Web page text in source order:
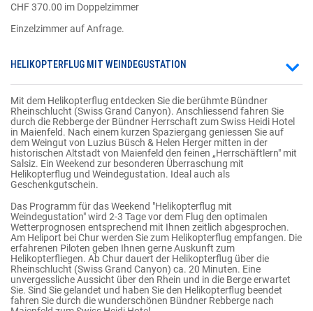
CHF 370.00 im Doppelzimmer
Einzelzimmer auf Anfrage.
HELIKOPTERFLUG MIT WEINDEGUSTATION
Mit dem Helikopterflug entdecken Sie die berühmte Bündner
Rheinschlucht (Swiss Grand Canyon). Anschliessend fahren Sie
durch die Rebberge der Bündner Herrschaft zum Swiss Heidi Hotel
in Maienfeld. Nach einem kurzen Spaziergang geniessen Sie auf
dem Weingut von Luzius Büsch & Helen Herger mitten in der
historischen Altstadt von Maienfeld den feinen „Herrschäftlern" mit
Salsiz. Ein Weekend zur besonderen Überraschung mit
Helikopterflug und Weindegustation. Ideal auch als
Geschenkgutschein.
Das Programm für das Weekend "Helikopterflug mit
Weindegustation" wird 2-3 Tage vor dem Flug den optimalen
Wetterprognosen entsprechend mit Ihnen zeitlich abgesprochen.
Am Heliport bei Chur werden Sie zum Helikopterflug empfangen. Die
erfahrenen Piloten geben Ihnen gerne Auskunft zum
Helikopterfliegen. Ab Chur dauert der Helikopterflug über die
Rheinschlucht (Swiss Grand Canyon) ca. 20 Minuten. Eine
unvergessliche Aussicht über den Rhein und in die Berge erwartet
Sie. Sind Sie gelandet und haben Sie den Helikopterflug beendet
fahren Sie durch die wunderschönen Bündner Rebberge nach